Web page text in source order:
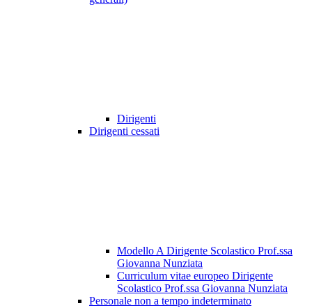
Dirigenti
Dirigenti cessati
Modello A Dirigente Scolastico Prof.ssa
Giovanna Nunziata
Curriculum vitae europeo Dirigente
Scolastico Prof.ssa Giovanna Nunziata
Personale non a tempo indeterminato